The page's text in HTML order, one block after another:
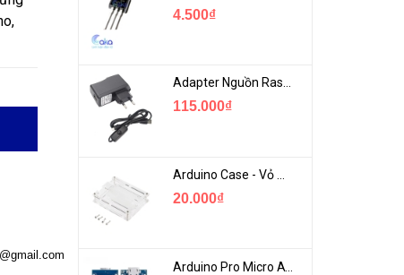
4.500₫
Adapter Nguồn Raspberry 5V 2.5A - USB Micro Có Công Tắc
115.000₫
20.000₫
Arduino Pro Micro ATmega32U4 USB Mini